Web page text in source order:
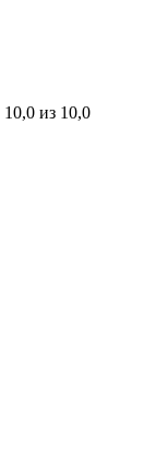
10,0 из 10,0